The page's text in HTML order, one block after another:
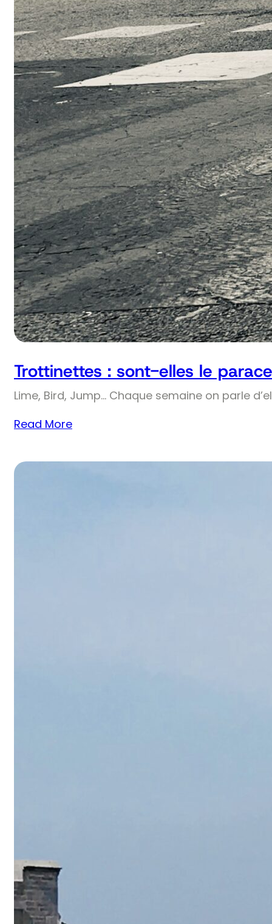
Trottinettes : sont-elles le
Lime, Bird, Jump… Chaque semaine on parle
Read More